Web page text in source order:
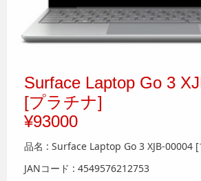
Surface Laptop Go 3
[プラチナ]
¥93000
品名 : Surface Laptop Go 3 XJB-00004
JANコード : 4549576212753